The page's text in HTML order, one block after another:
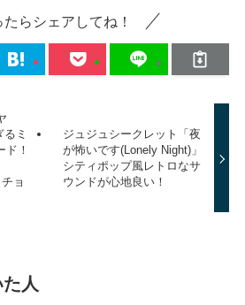
たらシェアしてね！
ミ
ド！
ョ
ジュジュシークレット「夜
が怖いです(Lonely Night)」
シティポップ風レトロなサ
ウンドが心地良い！
人